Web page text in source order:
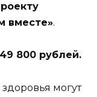
вместе».
800 рублей.
могут